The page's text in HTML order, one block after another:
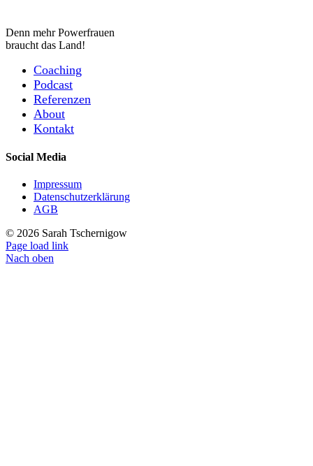
Denn mehr Powerfrauen
braucht das Land!
Coaching
Podcast
Referenzen
About
Kontakt
Social Media
Impressum
Datenschutzerklärung
AGB
© 2026 Sarah Tschernigow
Page load link
Nach oben